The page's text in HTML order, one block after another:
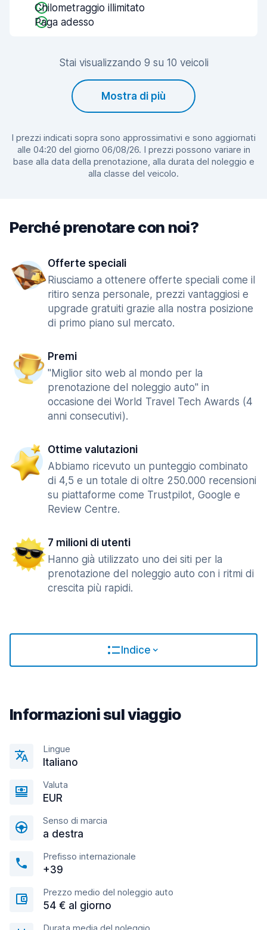
Chilometraggio illimitato
Paga adesso
Stai visualizzando 9 su 10 veicoli
Mostra di più
I prezzi indicati sopra sono approssimativi e sono aggiornati
alle 04:20 del giorno 06/08/26. I prezzi possono variare in
base alla data della prenotazione, alla durata del noleggio e
alla classe del veicolo.
Perché prenotare con noi?
Offerte speciali
Riusciamo a ottenere offerte speciali come il
ritiro senza personale, prezzi vantaggiosi e
upgrade gratuiti grazie alla nostra posizione
di primo piano sul mercato.
Premi
"Miglior sito web al mondo per la
prenotazione del noleggio auto" in
occasione dei World Travel Tech Awards (4
anni consecutivi).
Ottime valutazioni
Abbiamo ricevuto un punteggio combinato
di 4,5 e un totale di oltre 250.000 recensioni
su piattaforme come Trustpilot, Google e
Review Centre.
7 milioni di utenti
Hanno già utilizzato uno dei siti per la
prenotazione del noleggio auto con i ritmi di
crescita più rapidi.
Indice
Informazioni sul viaggio
Lingue
Italiano
Valuta
EUR
Senso di marcia
a destra
Prefisso internazionale
+39
Prezzo medio del noleggio auto
54 € al giorno